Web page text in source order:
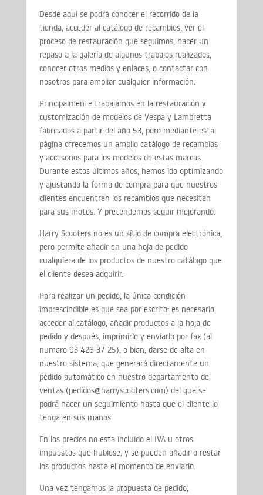
Desde aquí se podrá conocer el recorrido de la
tienda, acceder al catálogo de recambios, ver el
proceso de restauración que seguimos, hacer un
repaso a la galería de algunos trabajos realizados,
conocer otros medios y enlaces, o contactar con
nosotros para ampliar cualquier información.
Principalmente trabajamos en la restauración y
customización de modelos de Vespa y Lambretta
fabricados a partir del año 53, pero mediante esta
página ofrecemos un amplio catálogo de recambios
y accesorios para los modelos de estas marcas.
Durante estos últimos años, hemos ido optimizando
y ajustando la forma de compra para que nuestros
clientes encuentren los recambios que necesitan
para sus motos. Y pretendemos seguir mejorando.
Harry Scooters no es un sitio de compra electrónica,
pero permite añadir en una hoja de pedido
cualquiera de los productos de nuestro catálogo que
el cliente desea adquirir.
Para realizar un pedido, la única condición
imprescindible es que sea por escrito: es necesario
acceder al catálogo, añadir productos a la hoja de
pedido y después, imprimirlo y enviarlo por fax (al
numero 93 426 37 25), o bien, darse de alta en
nuestro sistema, que generará directamente un
pedido automático en nuestro departamento de
ventas (pedidos@harryscooters.com) del que se
podrá hacer un seguimiento hasta que el cliente lo
tenga en sus manos.
En los precios no esta incluido el IVA u otros
impuestos que hubiese, y se pueden añadir o restar
los productos hasta el momento de enviarlo.
Una vez tengamos la propuesta de pedido,